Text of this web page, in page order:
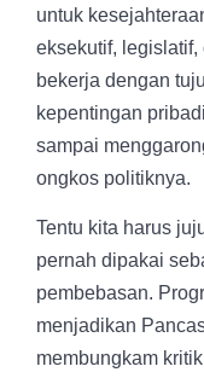
untuk
eksekutif,
bekerja dengan
kepentingan
sampai
ongkos politiknya.
Tentu kita harus
pernah dipakai
pembebasan.
menjadikan
membungkam